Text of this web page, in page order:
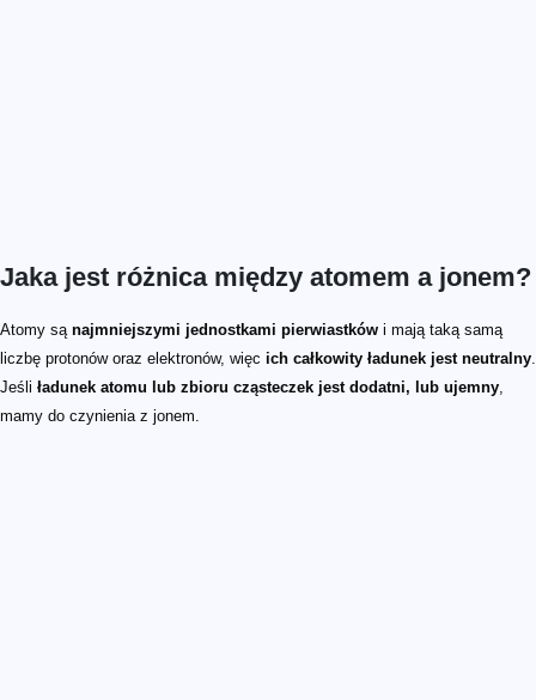
Jaka jest różnica między atomem a jonem?
Atomy są najmniejszymi jednostkami pierwiastków i mają taką samą
liczbę protonów oraz elektronów, więc ich całkowity ładunek jest neutralny
Jeśli ładunek atomu lub zbioru cząsteczek jest dodatni, lub ujemny
mamy do czynienia z jonem.